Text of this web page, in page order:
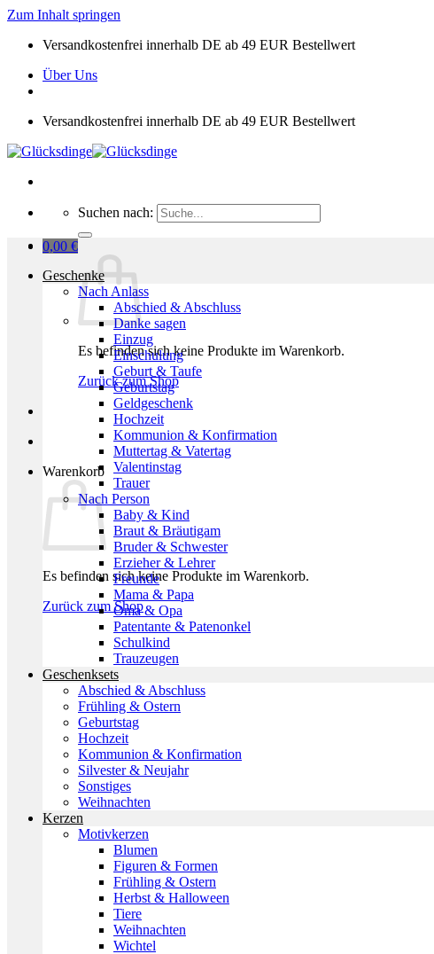
Zum Inhalt springen
Versandkostenfrei innerhalb DE ab 49 EUR Bestellwert
Über Uns
Versandkostenfrei innerhalb DE ab 49 EUR Bestellwert
Suchen nach:
0,00 €
Es befinden sich keine Produkte im Warenkorb.
Zurück zum Shop
Warenkorb
Es befinden sich keine Produkte im Warenkorb.
Zurück zum Shop
Geschenke
Nach Anlass
Abschied & Abschluss
Danke sagen
Einzug
Einschulung
Geburt & Taufe
Geburtstag
Geldgeschenk
Hochzeit
Kommunion & Konfirmation
Muttertag & Vatertag
Valentinstag
Trauer
Nach Person
Baby & Kind
Braut & Bräutigam
Bruder & Schwester
Erzieher & Lehrer
Freunde
Mama & Papa
Oma & Opa
Patentante & Patenonkel
Schulkind
Trauzeugen
Geschenksets
Abschied & Abschluss
Frühling & Ostern
Geburtstag
Hochzeit
Kommunion & Konfirmation
Silvester & Neujahr
Sonstiges
Weihnachten
Kerzen
Motivkerzen
Blumen
Figuren & Formen
Frühling & Ostern
Herbst & Halloween
Tiere
Weihnachten
Wichtel